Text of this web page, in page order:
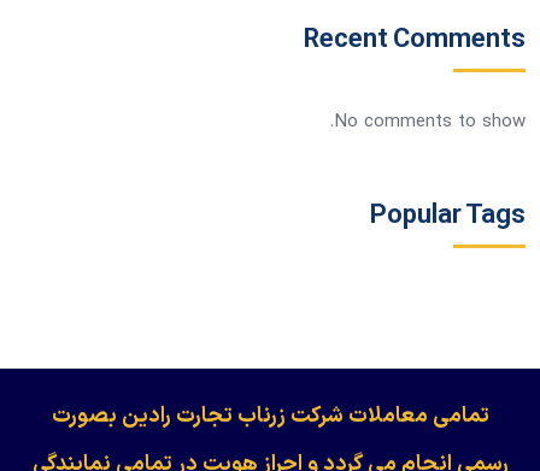
Recent Comments
No comments to show.
Popular Tags
​​​​​​تمامی معاملات شرکت زرناب تجارت رادین بصورت
رسمی انجام می گردد و احراز هویت در تمامی نمایندگی